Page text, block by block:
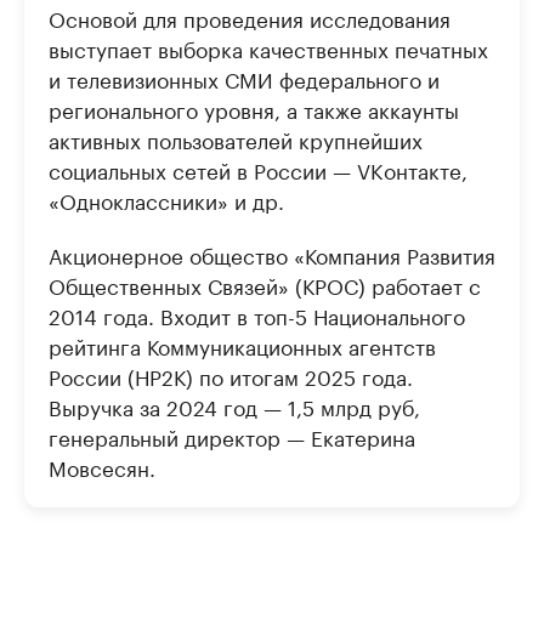
Основой для проведения исследования
выступает выборка качественных печатных
и телевизионных СМИ федерального и
регионального уровня, а также аккаунты
активных пользователей крупнейших
социальных сетей в России — VKонтакте,
«Одноклассники» и др.
Акционерное общество «Компания Развития
Общественных Связей» (КРОС) работает с
2014 года. Входит в топ-5 Национального
рейтинга Коммуникационных агентств
России (НР2К) по итогам 2025 года.
Выручка за 2024 год — 1,5 млрд руб,
генеральный директор — Екатерина
Мовсесян.